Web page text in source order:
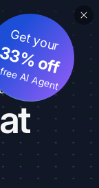
Get your
33% off
AI Agent